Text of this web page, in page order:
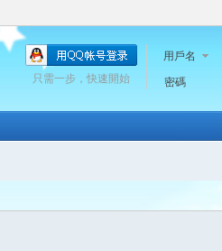
用戶名
密碼
只需一步，快速開始